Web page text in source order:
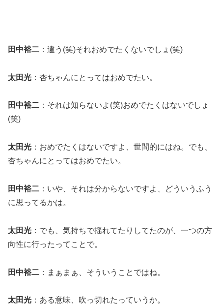
田中裕二 ：違う(笑)それおめでたくないでしょ(笑)
太田光 ：杏ちゃんにとってはおめでたい。
田中裕二 ：それは知らないよ(笑)おめでたくはないでしょ
(笑)
太田光 ：おめでたくはないですよ、世間的にはね。でも、
杏ちゃんにとってはおめでたい。
田中裕二 ：いや、それは分からないですよ、どういうふう
に思ってるかは。
太田光 ：でも、気持ちで揺れてたりしてたのが、一つの方
向性に行ったってことで。
田中裕二 ：まぁまぁ、そういうことではね。
太田光 ：ある意味、吹っ切れたっていうか。